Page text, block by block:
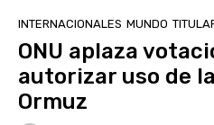
INTERNACIONALES MUNDO
ONU aplaza
autorizar uso de
Ormuz